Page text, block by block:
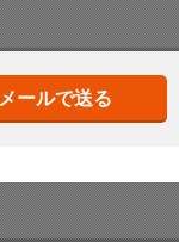
メールで送る